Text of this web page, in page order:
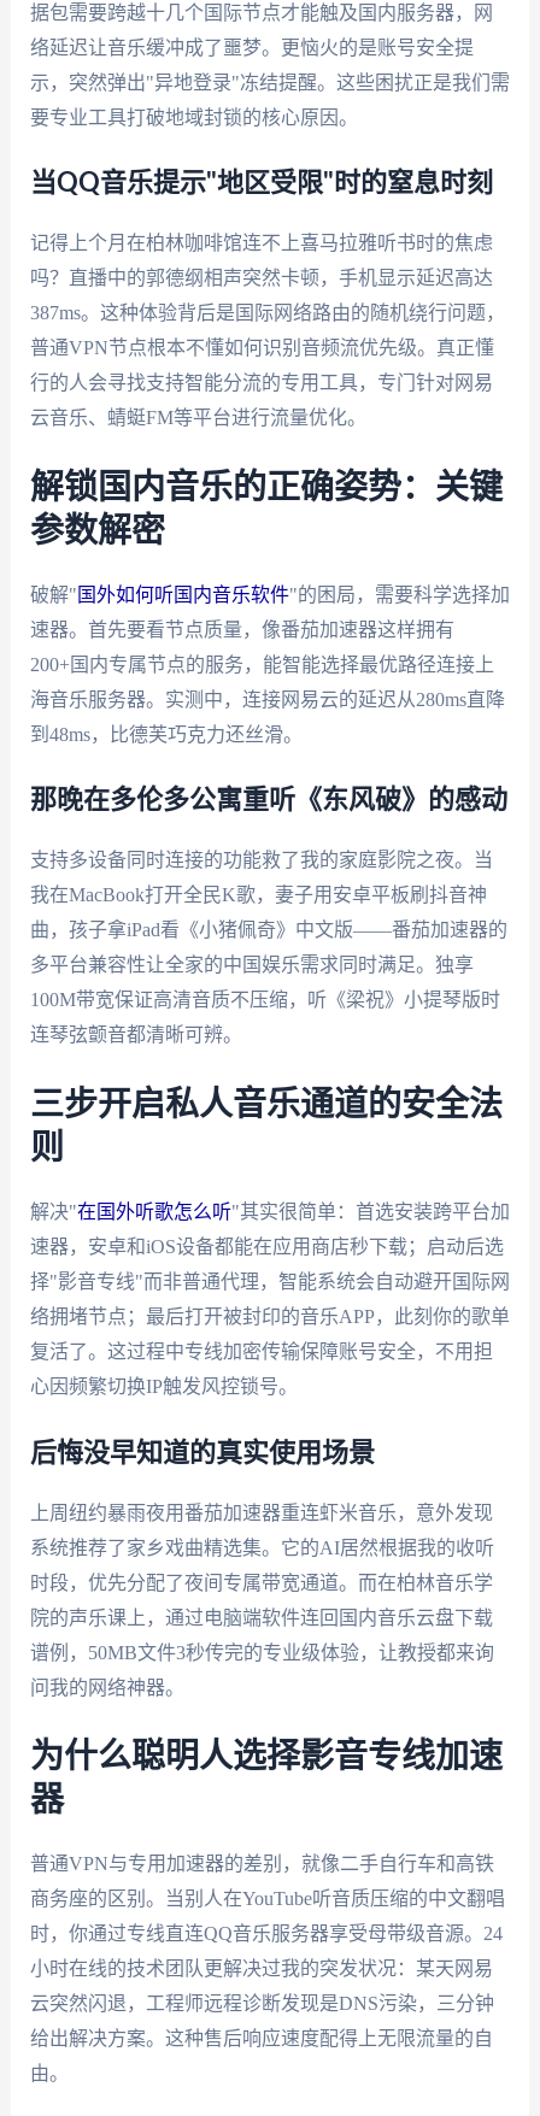
据包需要跨越十几个国际节点才能触及国内服务器，网
络延迟让音乐缓冲成了噩梦。更恼火的是账号安全提
示，突然弹出"异地登录"冻结提醒。这些困扰正是我们需
要专业工具打破地域封锁的核心原因。
当QQ音乐提示"地区受限"时的窒息时刻
记得上个月在柏林咖啡馆连不上喜马拉雅听书时的焦虑
吗？直播中的郭德纲相声突然卡顿，手机显示延迟高达
387ms。这种体验背后是国际网络路由的随机绕行问题，
普通VPN节点根本不懂如何识别音频流优先级。真正懂
行的人会寻找支持智能分流的专用工具，专门针对网易
云音乐、蜻蜓FM等平台进行流量优化。
解锁国内音乐的正确姿势：关键
参数解密
破解" 国外如何听国内音乐软件"的困局，需要科学选择加
速器。首先要看节点质量，像番茄加速器这样拥有
200+国内专属节点的服务，能智能选择最优路径连接上
海音乐服务器。实测中，连接网易云的延迟从280ms直降
到48ms，比德芙巧克力还丝滑。
那晚在多伦多公寓重听《东风破》的感动
支持多设备同时连接的功能救了我的家庭影院之夜。当
我在MacBook打开全民K歌，妻子用安卓平板刷抖音神
曲，孩子拿iPad看《小猪佩奇》中文版——番茄加速器的
多平台兼容性让全家的中国娱乐需求同时满足。独享
100M带宽保证高清音质不压缩，听《梁祝》小提琴版时
连琴弦颤音都清晰可辨。
三步开启私人音乐通道的安全法
则
解决"在国外听歌怎么听"其实很简单：首选安装跨平台加
速器，安卓和iOS设备都能在应用商店秒下载；启动后选
择"影音专线"而非普通代理，智能系统会自动避开国际网
络拥堵节点；最后打开被封印的音乐APP，此刻你的歌单
复活了。这过程中专线加密传输保障账号安全，不用担
心因频繁切换IP触发风控锁号。
后悔没早知道的真实使用场景
上周纽约暴雨夜用番茄加速器重连虾米音乐，意外发现
系统推荐了家乡戏曲精选集。它的AI居然根据我的收听
时段，优先分配了夜间专属带宽通道。而在柏林音乐学
院的声乐课上，通过电脑端软件连回国内音乐云盘下载
谱例，50MB文件3秒传完的专业级体验，让教授都来询
问我的网络神器。
为什么聪明人选择影音专线加速
器
普通VPN与专用加速器的差别，就像二手自行车和高铁
商务座的区别。当别人在YouTube听音质压缩的中文翻唱
时，你通过专线直连QQ音乐服务器享受母带级音源。24
小时在线的技术团队更解决过我的突发状况：某天网易
云突然闪退，工程师远程诊断发现是DNS污染，三分钟
给出解决方案。这种售后响应速度配得上无限流量的自
由。